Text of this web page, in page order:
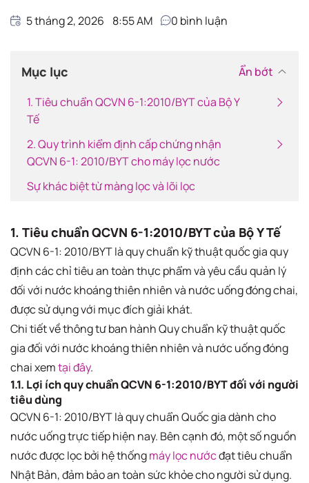
5 tháng 2, 2026 8:55 AM 0 bình luận
Mục lục
Ẩn bớt
1. Tiêu chuẩn QCVN 6-1:2010/BYT của Bộ Y
Tế
2. Quy trình kiểm định cấp chứng nhận
QCVN 6-1: 2010/BYT cho máy lọc nước
Sự khác biệt từ màng lọc và lõi lọc
1. Tiêu chuẩn QCVN 6-1:2010/BYT của Bộ Y Tế
QCVN 6-1: 2010/BYT là quy chuẩn kỹ thuật quốc gia quy
định các chỉ tiêu an toàn thực phẩm và yêu cầu quản lý
đối với nước khoáng thiên nhiên và nước uống đóng chai,
được sử dụng với mục đích giải khát.
Chi tiết về thông tư ban hành Quy chuẩn kỹ thuật quốc
gia đối với nước khoáng thiên nhiên và nước uống đóng
chai xemtại đây.
1.1. Lợi ích quy chuẩn QCVN 6-1:2010/BYT đối với người
tiêu dùng
QCVN 6-1: 2010/BYT là quy chuẩn Quốc gia dành cho
nước uống trực tiếp hiện nay. Bên cạnh đó, một số nguồn
nước được lọc bởi hệ thốngmáy lọc nướcđạt tiêu chuẩn
Nhật Bản, đảm bảo an toàn sức khỏe cho người sử dụng.